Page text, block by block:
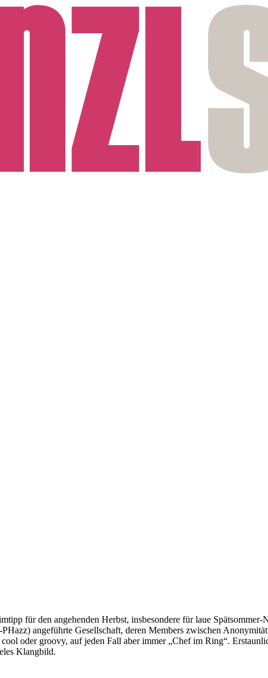
für den angehenden Herbst, insbesondere für laue
angeführte Gesellschaft, deren Members zwischen
oder groovy, auf jeden Fall aber immer „Chef im Ring“.
Klangbild.